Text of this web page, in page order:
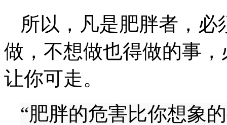
所以，凡是肥胖者，
做，不想做也得做的事
让你可走。
“肥胖的危害比你想象